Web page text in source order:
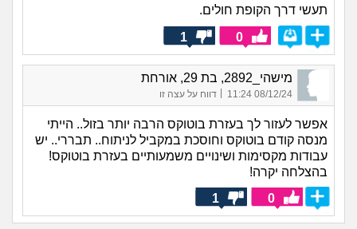
תעשי דרך הקופת חולים.
0
1
מישהי_2892, בת 29, אורחת
08/12/24 11:24
| דווח על עצה זו
אפשר לעזור לך בעזרת בוטוקס הרבה יותר בזול.. הייתי
מנסה קודם בוטוקס וחוסכת במקביל לניתוח.. תבררי.. יש
עבודות מקסימות ושינויים משמעותיים בעזרת בוטוקס!
בהצלחה יקרה!
0
1